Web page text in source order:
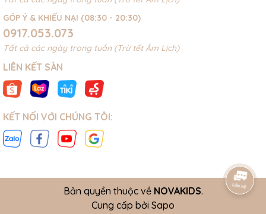
GÓP Ý & KHIẾU NẠI (08:30 - 20:30)
0917.053.073
Tất cả các ngày trong tuần (Trừ tết Âm Lịch)
LIÊN KẾT SÀN
KẾT NỐI VỚI CHÚNG TÔI:
Bản quyền thuộc về NOVAKIDS.
Cung cấp bởi Sapo